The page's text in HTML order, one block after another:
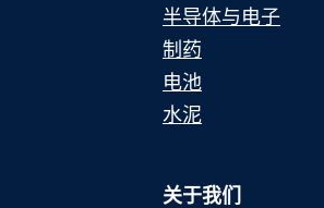
半导体与电子
制药
电池
水泥
关于我们